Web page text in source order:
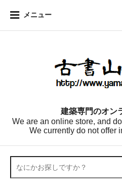
メニュー
建築専門のオン
We are an online store, and
We currently do not offer